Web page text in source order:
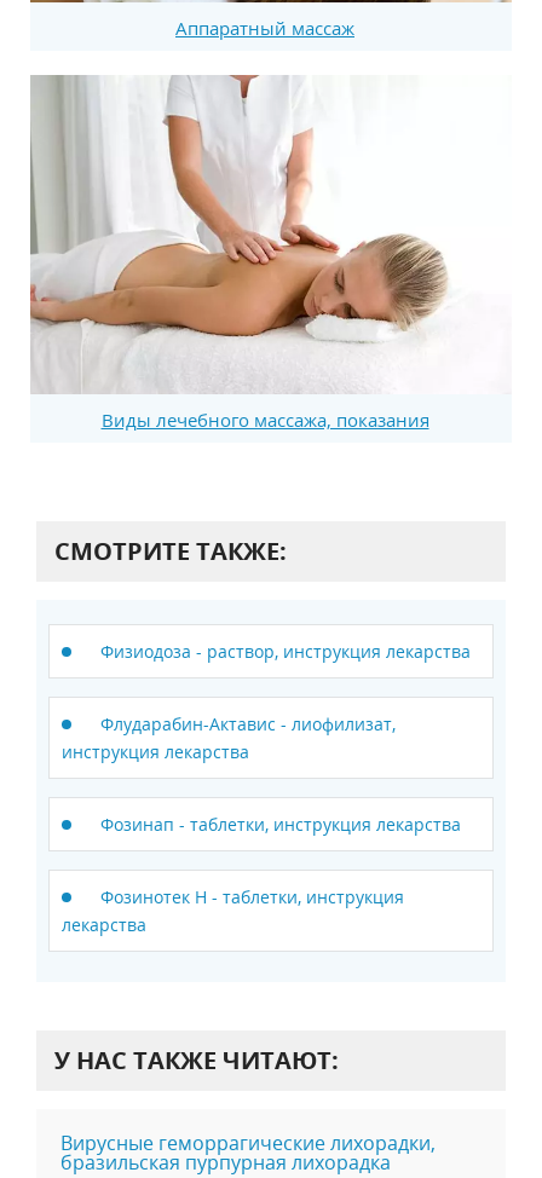
Аппаратный массаж
Виды лечебного массажа, показания
СМОТРИТЕ ТАКЖЕ:
Физиодоза - раствор, инструкция лекарства
Флударабин-Актавис - лиофилизат,
инструкция лекарства
Фозинап - таблетки, инструкция лекарства
Фозинотек Н - таблетки, инструкция
лекарства
У НАС ТАКЖЕ ЧИТАЮТ:
Вирусные геморрагические лихорадки,
бразильская пурпурная лихорадка